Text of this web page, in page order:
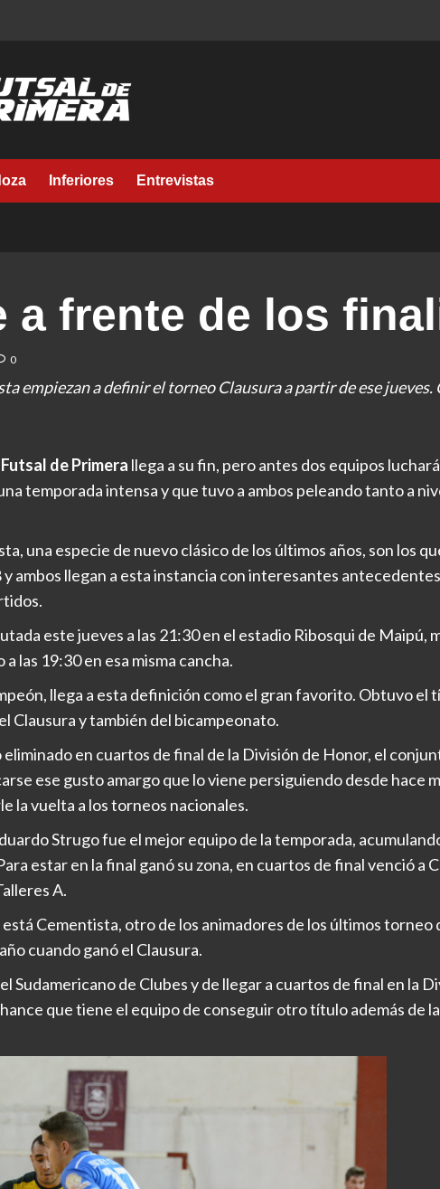
Inferiores Entrevistas
a frente de los
0
empiezan a definir el torneo Clausura a partir de ese jueves.
de Primera llega a su fin, pero antes dos equipos
temporada intensa y que tuvo a ambos peleando tanto a
una especie de nuevo clásico de los últimos años, son los
ambos llegan a esta instancia con interesantes
este jueves a las 21:30 en el estadio Ribosqui de Maipú,
las 19:30 en esa misma cancha.
llega a esta definición como el gran favorito. Obtuvo el
Clausura y también del bicampeonato.
en cuartos de final de la División de Honor, el
ese gusto amargo que lo viene persiguiendo desde hace
la vuelta a los torneos nacionales.
Strugo fue el mejor equipo de la temporada,
estar en la final ganó su zona, en cuartos de final venció a
A.
Cementista, otro de los animadores de los últimos torneo
cuando ganó el Clausura.
Sudamericano de Clubes y de llegar a cuartos de final en la
que tiene el equipo de conseguir otro título además de